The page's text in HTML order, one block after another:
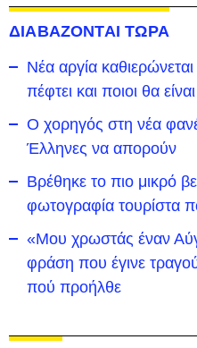
ΔΙΑΒΑΖΟΝΤΑΙ ΤΩΡΑ
Νέα αργία
πέφτει και ποιοι θα
Ο χορηγός στη νέα
Έλληνες να απορούν
Βρέθηκε το πιο μικρό
φωτογραφία τουρίστα
«Μου χρωστάς έναν
φράση που έγινε
πού προήλθε